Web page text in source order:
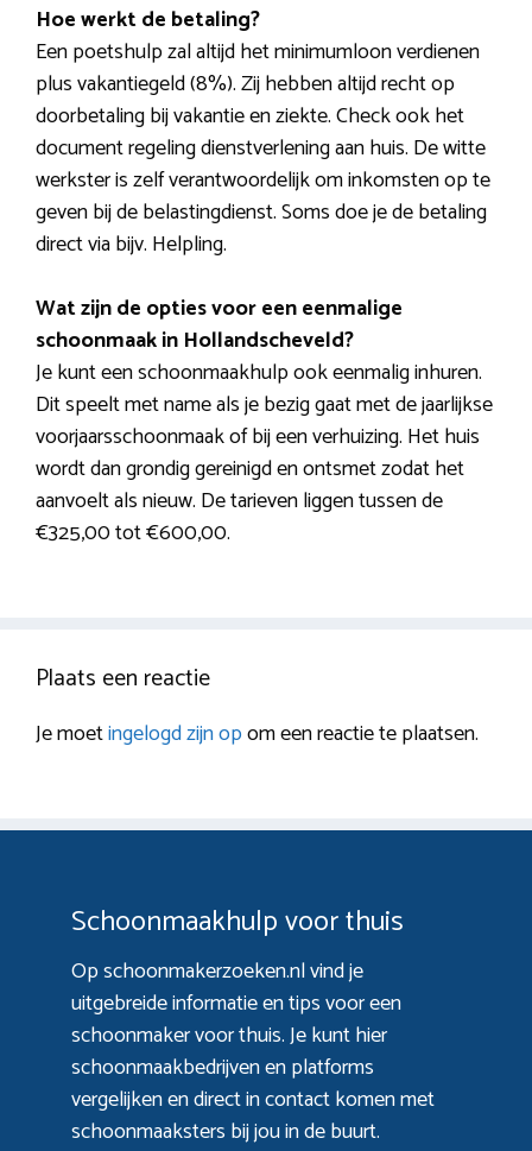
Hoe werkt de betaling?
Een poetshulp zal altijd het minimumloon verdienen
plus vakantiegeld (8%). Zij hebben altijd recht op
doorbetaling bij vakantie en ziekte. Check ook het
document regeling dienstverlening aan huis. De witte
werkster is zelf verantwoordelijk om inkomsten op te
geven bij de belastingdienst. Soms doe je de betaling
direct via bijv. Helpling.
Wat zijn de opties voor een eenmalige
schoonmaak in Hollandscheveld?
Je kunt een schoonmaakhulp ook eenmalig inhuren.
Dit speelt met name als je bezig gaat met de jaarlijkse
voorjaarsschoonmaak of bij een verhuizing. Het huis
wordt dan grondig gereinigd en ontsmet zodat het
aanvoelt als nieuw. De tarieven liggen tussen de
€325,00 tot €600,00.
Plaats een reactie
Je moetingelogd zijn opom een reactie te plaatsen.
Schoonmaakhulp voor thuis
Op schoonmakerzoeken.nl vind je
uitgebreide informatie en tips voor een
schoonmaker voor thuis. Je kunt hier
schoonmaakbedrijven en platforms
vergelijken en direct in contact komen met
schoonmaaksters bij jou in de buurt.